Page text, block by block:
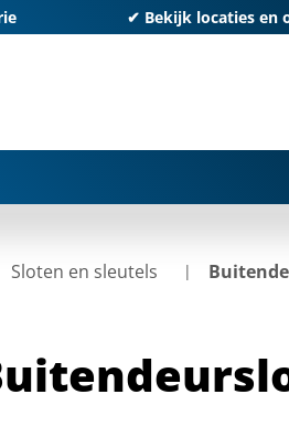
✔ Bekijk locaties en
Sloten en sleutels